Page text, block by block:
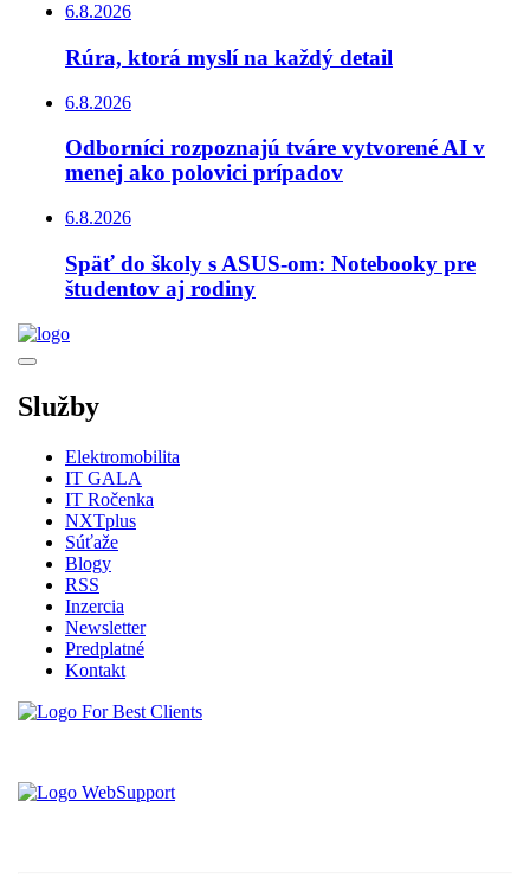
6.8.2026
Rúra, ktorá myslí na každý detail
6.8.2026
Odborníci rozpoznajú tváre vytvorené AI v
menej ako polovici prípadov
6.8.2026
Späť do školy s ASUS-om: Notebooky pre
študentov aj rodiny
Služby
Elektromobilita
IT GALA
IT Ročenka
NXTplus
Súťaže
Blogy
RSS
Inzercia
Newsletter
Predplatné
Kontakt